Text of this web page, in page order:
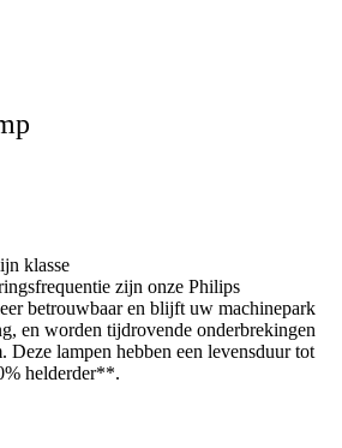
klasse
zijn onze Philips
betrouwbaar en blijft uw machinepark
en worden tijdrovende onderbrekingen
Deze lampen hebben een levensduur tot
helderder**.